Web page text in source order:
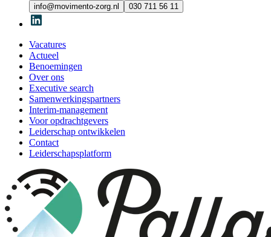
info@movimento-zorg.nl 030 711 56 11
Vacatures
Actueel
Benoemingen
Over ons
Executive search
Samenwerkingspartners
Interim-management
Voor opdrachtgevers
Leiderschap ontwikkelen
Contact
Leiderschapsplatform